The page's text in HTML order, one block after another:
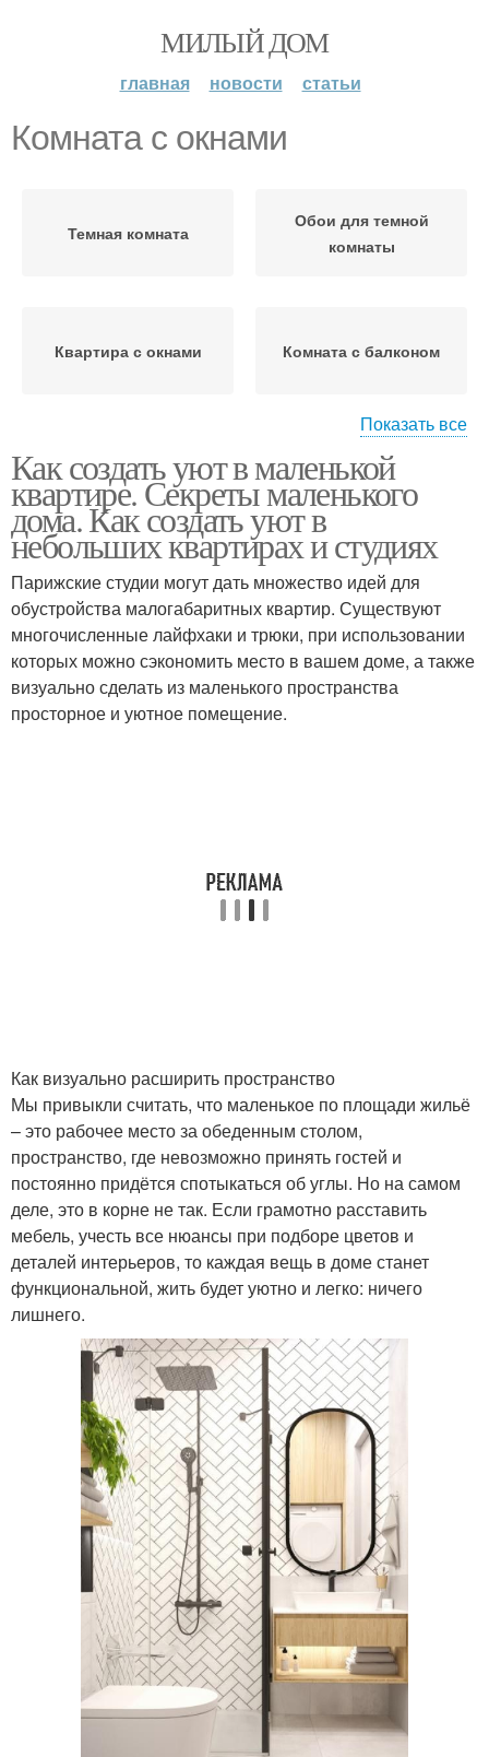
МИЛЫЙ ДОМ
главная новости статьи
Комната с окнами
Темная комната
Обои для темной
комнаты
Квартира с окнами Комната с балконом
комнаты
Показать все
Как создать уют в маленькой
квартире. Секреты маленького
дома. Как создать уют в
небольших квартирах и студиях
Парижские студии могут дать множество идей для
обустройства малогабаритных квартир. Существуют
многочисленные лайфхаки и трюки, при использовании
которых можно сэкономить место в вашем доме, а также
визуально сделать из маленького пространства
просторное и уютное помещение.
Как визуально расширить пространство
Мы привыкли считать, что маленькое по площади жильё
– это рабочее место за обеденным столом,
пространство, где невозможно принять гостей и
постоянно придётся спотыкаться об углы. Но на самом
деле, это в корне не так. Если грамотно расставить
мебель, учесть все нюансы при подборе цветов и
деталей интерьеров, то каждая вещь в доме станет
функциональной, жить будет уютно и легко: ничего
лишнего.